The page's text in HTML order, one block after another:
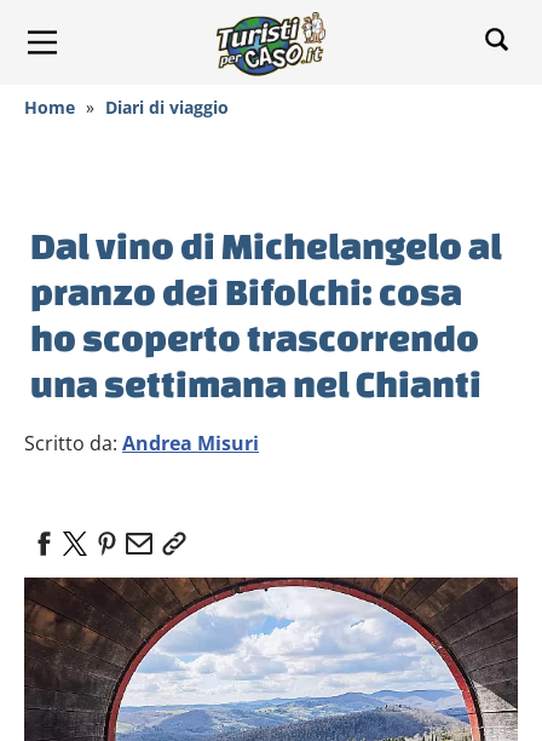
Home » Diari di viaggio
Dal vino di Michelangelo al
pranzo dei Bifolchi: cosa
ho scoperto trascorrendo
una settimana nel Chianti
Scritto da: Andrea Misuri